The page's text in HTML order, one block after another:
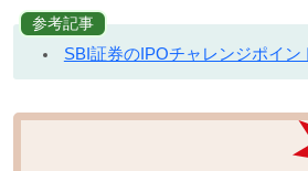
参考記事
SBI証券のIPOチャレンジポイ